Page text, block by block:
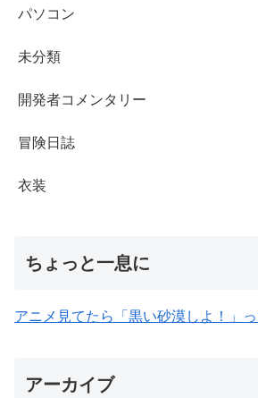
パソコン
未分類
開発者コメンタリー
冒険日誌
衣装
ちょっと一息に
アニメ見てたら「黒い砂漠しよ！」
アーカイブ